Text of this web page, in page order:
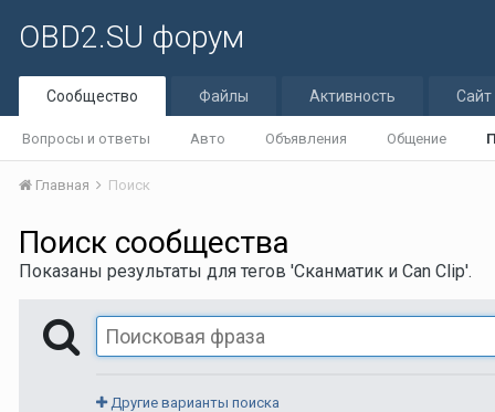
OBD2.SU форум
Сообщество
Вопросы и ответы Авто Объявления Общение
Файлы Активность Сайт
Главная Поиск
Поиск сообщества
Показаны результаты для тегов 'Сканматик и Can Clip'.
Другие варианты поиска